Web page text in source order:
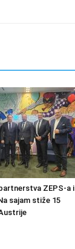
ZEPS-a i
sajam stiže 15